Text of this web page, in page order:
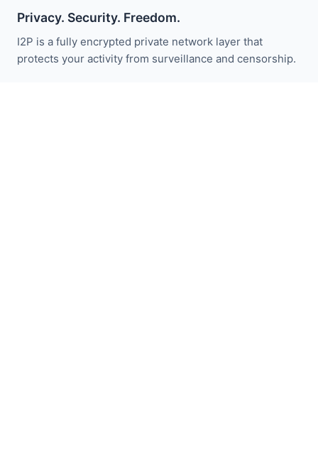
Privacy. Security. Freedom.
I2P is a fully encrypted private network layer that
protects your activity from surveillance and censorship.